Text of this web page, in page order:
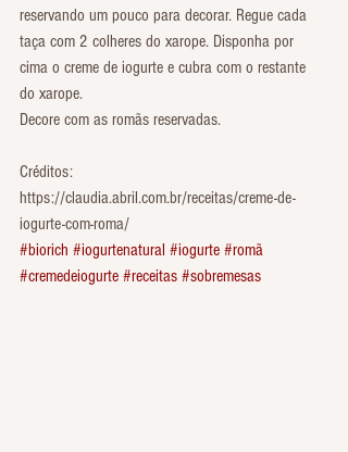
reservando um pouco para decorar. Regue cada
taça com 2 colheres do xarope. Disponha por
cima o creme de iogurte e cubra com o restante
do xarope.
Decore com as romãs reservadas.
Créditos:
https://claudia.abril.com.br/receitas/creme-de-
iogurte-com-roma/
#biorich #iogurtenatural #iogurte #romã
#cremedeiogurte #receitas #sobremesas